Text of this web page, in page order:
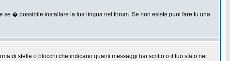
se � possibile installare la tua lingua nel forum. Se non esiste puoi fare tu una
di stelle o blocchi che indicano quanti messaggi hai scritto o il tuo stato nei